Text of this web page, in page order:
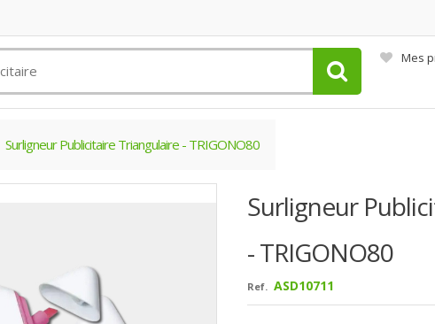
Mes
Surligneur Publicitaire Triangulaire - TRIGONO80
Surligneur
- TRIGONO80
Ref. ASD10711